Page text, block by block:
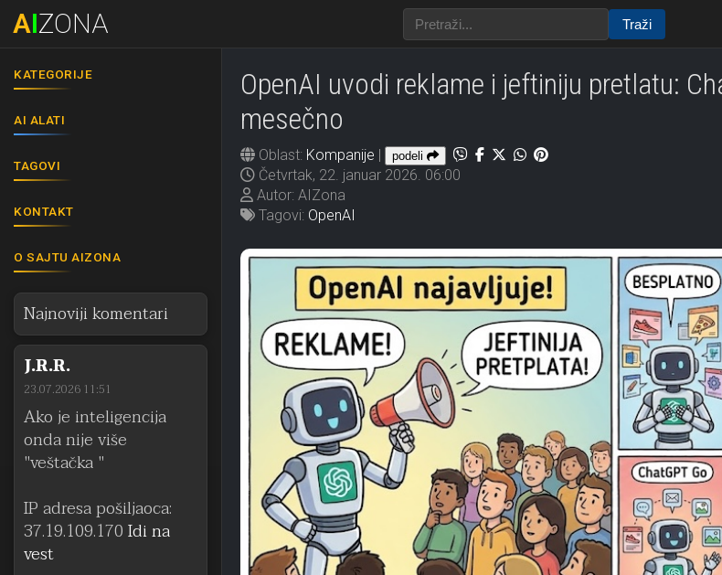
AIZONA Traži
KATEGORIJE
AI ALATI
TAGOVI
KONTAKT
O SAJTU AIZONA
Najnoviji komentari
J.R.R.
23.07.2026 11:51
Ako je inteligencija
onda nije više
"veštačka "
IP adresa pošiljaoca:
37.19.109.170Idi na
vest
OpenAI uvodi reklame i jeftiniju pretlatu:
mesečno
Oblast: Kompanije | podeli
Četvrtak, 22. januar 2026. 06:00
Autor: AIZona
Tagovi: OpenAI